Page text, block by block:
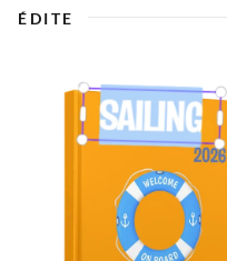
ÉDITE